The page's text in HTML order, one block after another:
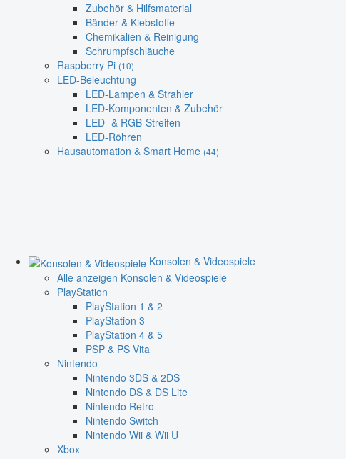
Zubehör & Hilfsmaterial
Bänder & Klebstoffe
Chemikalien & Reinigung
Schrumpfschläuche
Raspberry Pi (10)
LED-Beleuchtung
LED-Lampen & Strahler
LED-Komponenten & Zubehör
LED- & RGB-Streifen
LED-Röhren
Hausautomation & Smart Home (44)
Konsolen & Videospiele
Alle anzeigen Konsolen & Videospiele
PlayStation
PlayStation 1 & 2
PlayStation 3
PlayStation 4 & 5
PSP & PS Vita
Nintendo
Nintendo 3DS & 2DS
Nintendo DS & DS Lite
Nintendo Retro
Nintendo Switch
Nintendo Wii & Wii U
Xbox